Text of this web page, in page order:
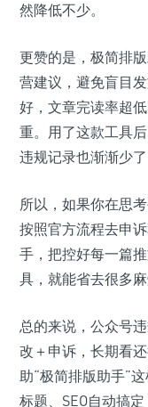
然降低不少。
更赞的是，极简排
营建议，避免盲目
好，文章完读率超
重。用了这款工具
违规记录也渐渐少
所以，如果你在思
按照官方流程去申
手，把控好每一篇
具，就能省去很多
总的来说，公众号
改＋申诉，长期看
助“极简排版助手”
标题、SEO自动搞